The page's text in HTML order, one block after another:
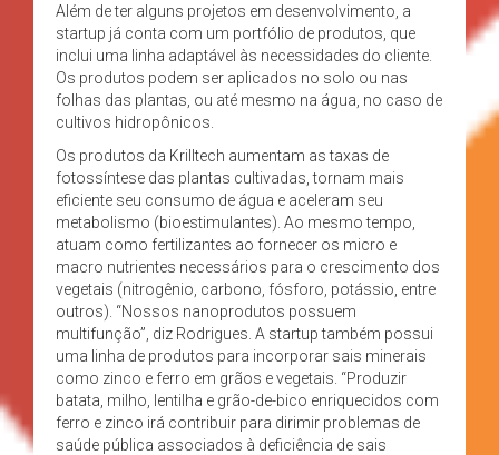
Além de ter alguns projetos em desenvolvimento, a
startup já conta com um portfólio de produtos, que
inclui uma linha adaptável às necessidades do cliente.
Os produtos podem ser aplicados no solo ou nas
folhas das plantas, ou até mesmo na água, no caso de
cultivos hidropônicos.
Os produtos da Krilltech aumentam as taxas de
fotossíntese das plantas cultivadas, tornam mais
eficiente seu consumo de água e aceleram seu
metabolismo (bioestimulantes). Ao mesmo tempo,
atuam como fertilizantes ao fornecer os micro e
macro nutrientes necessários para o crescimento dos
vegetais (nitrogênio, carbono, fósforo, potássio, entre
outros). “Nossos nanoprodutos possuem
multifunção”, diz Rodrigues. A startup também possui
uma linha de produtos para incorporar sais minerais
como zinco e ferro em grãos e vegetais. “Produzir
batata, milho, lentilha e grão-de-bico enriquecidos com
ferro e zinco irá contribuir para dirimir problemas de
saúde pública associados à deficiência de sais